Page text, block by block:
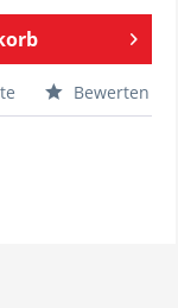
Bewerten